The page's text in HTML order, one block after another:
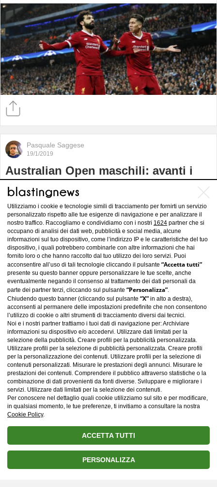
Pasquale Saggese
19/1/2019
Australian Open maschili: avanti i
favoriti Djokovic, Federer e Nadal,
fuori Fognini
Carica altro
Utilizziamo i cookie e tecnologie simili di tracciamento per fornirti un servizio
personalizzato rispetto alle tue esigenze di navigazione e per analizzare il
nostro traffico. Raccogliamo e condividiamo con i nostri 1624 partner che si
occupano di analisi dei dati web, pubblicità e social media, alcune
informazioni sul tuo dispositivo, come l’indirizzo IP e le caratteristiche del tuo
dispositivo, i quali potrebbero combinarle con altre informazioni che hai
fornito loro o che hanno raccolto dal tuo utilizzo dei loro servizi. Puoi
acconsentire all’uso di tali tecnologie cliccando il pulsante “Accetta tutti”
presente su questo banner oppure personalizzare le tue scelte, anche
eventualmente negando il consenso al trattamento dei dati personali da
parte dei partner terzi, cliccando sul pulsante “Personalizza”.
Chiudendo questo banner (cliccando sul pulsante “X” in alto a destra),
acconsenti al permanere delle impostazioni predefinite che non consentono
l’utilizzo di cookie o altri strumenti di tracciamento diversi dai tecnici.
Noi e i nostri partner trattiamo i tuoi dati di navigazione per: Archiviare
informazioni su dispositivo e/o accedervi. Utilizzare dati limitati per la
selezione della pubblicità. Creare profili per la pubblicità personalizzata.
Utilizzare profili per la selezione di pubblicità personalizzata. Creare profili
per la personalizzazione dei contenuti. Utilizzare profili per la selezione di
contenuti personalizzati. Misurare le prestazioni degli annunci. Misurare le
prestazioni dei contenuti. Comprendere il pubblico attraverso statistiche o la
combinazione di dati provenienti da fonti diverse. Sviluppare e migliorare i
servizi. Utilizzare dati limitati per la selezione dei contenuti.
Per conoscere nel dettaglio quali cookie utilizziamo sul sito e per modificare,
in qualsiasi momento, le tue preferenze, ti invitiamo a consultare la nostra
Cookie Policy.
ACCETTA TUTTI
PERSONALIZZA